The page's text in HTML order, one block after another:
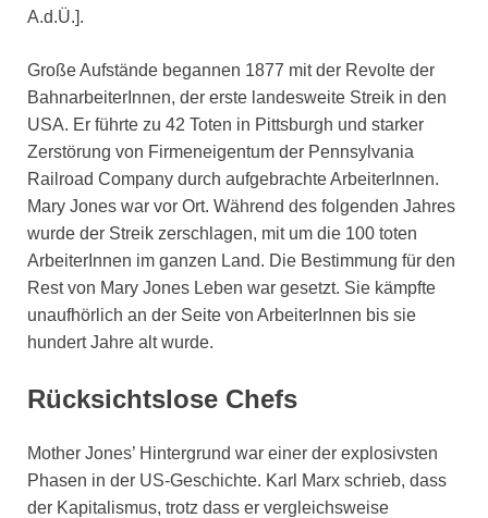
A.d.Ü.].
Große Aufstände begannen 1877 mit der Revolte der
BahnarbeiterInnen, der erste landesweite Streik in den
USA. Er führte zu 42 Toten in Pittsburgh und starker
Zerstörung von Firmeneigentum der Pennsylvania
Railroad Company durch aufgebrachte ArbeiterInnen.
Mary Jones war vor Ort. Während des folgenden Jahres
wurde der Streik zerschlagen, mit um die 100 toten
ArbeiterInnen im ganzen Land. Die Bestimmung für den
Rest von Mary Jones Leben war gesetzt. Sie kämpfte
unaufhörlich an der Seite von ArbeiterInnen bis sie
hundert Jahre alt wurde.
Rücksichtslose Chefs
Mother Jones’ Hintergrund war einer der explosivsten
Phasen in der US-Geschichte. Karl Marx schrieb, dass
der Kapitalismus, trotz dass er vergleichsweise